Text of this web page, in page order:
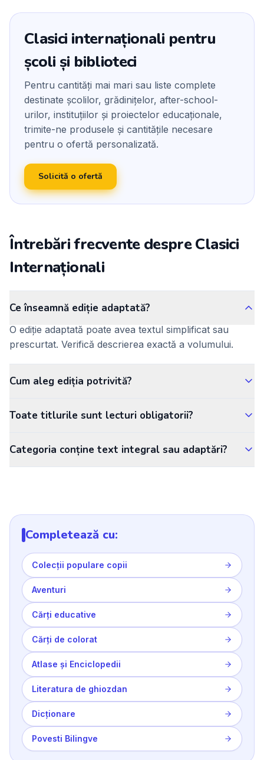
Clasici internaționali pentru
școli și biblioteci
Pentru cantități mai mari sau liste complete
destinate școlilor, grădinițelor, after-school-
urilor, instituțiilor și proiectelor educaționale,
trimite-ne produsele și cantitățile necesare
pentru o ofertă personalizată.
Solicită o ofertă
Întrebări frecvente despre Clasici
Internaționali
Ce înseamnă ediție adaptată?
O ediție adaptată poate avea textul simplificat sau
prescurtat. Verifică descrierea exactă a volumului.
Cum aleg ediția potrivită?
Toate titlurile sunt lecturi obligatorii?
Categoria conține text integral sau adaptări?
Completează cu:
Colecții populare copii
Aventuri
Cărți educative
Cărți de colorat
Atlase și Enciclopedii
Literatura de ghiozdan
Dicționare
Povesti Bilingve